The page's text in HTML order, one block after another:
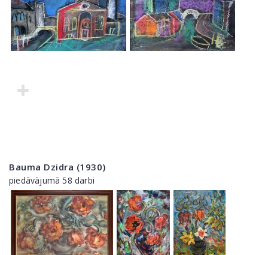
Bauma Dzidra (1930)
piedāvājumā 58 darbi